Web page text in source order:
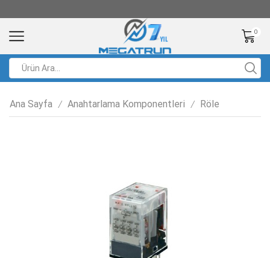
0
Ana Sayfa / Anahtarlama Komponentleri / Röle